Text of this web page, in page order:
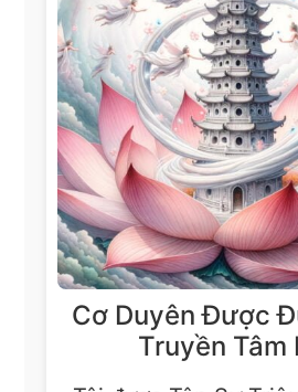
Cơ Duyên Được
Truyền Tâm